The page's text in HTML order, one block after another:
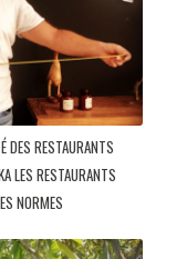
DES RESTAURANTS
LES RESTAURANTS
NORMES